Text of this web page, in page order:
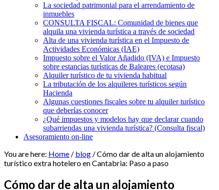
La sociedad patrimonial para el arrendamiento de
inmuebles
CONSULTA FISCAL: Comunidad de bienes que
alquila una vivienda turística a través de sociedad
Alta de una vivienda turística en el Impuesto de
Actividades Económicas (IAE)
Impuesto sobre el Valor Añadido (IVA) e Impuesto
sobre estancias turísticas de Baleares (ecotasa)
Alquiler turístico de tu vivienda habitual
La tributación de los alquileres turísticos según
Hacienda
Algunas cuestiones fiscales sobre tu alquiler turístico
que deberías conocer
¿Qué impuestos y modelos hay que declarar cuando
subarriendas una vivienda turística? (Consulta fiscal)
Asesoramiento on-line
You are here: Home / blog /Cómo dar de alta un alojamiento
turístico extra hotelero en Cantabria: Paso a paso
Cómo dar de alta un alojamiento